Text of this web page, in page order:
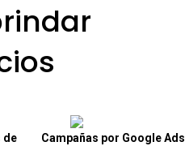
de
Campañas por Google Ads